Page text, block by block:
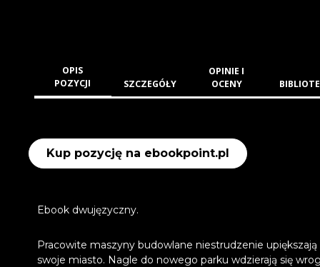
OPIS
POZYCJI
SZCZEGÓŁY
OPINIE I
OCENY
Kup pozycję na ebookpoint.pl
Ebook dwujęzyczny.
Pracowite maszyny budowlane niestrudzenie upiększają
swoje miasto. Nagle do nowego parku wdzierają się